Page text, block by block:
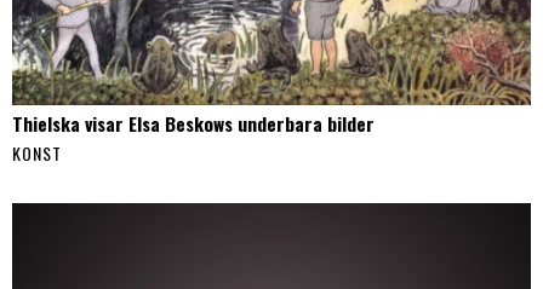
Thielska visar Elsa Beskows underbara bilder
KONST